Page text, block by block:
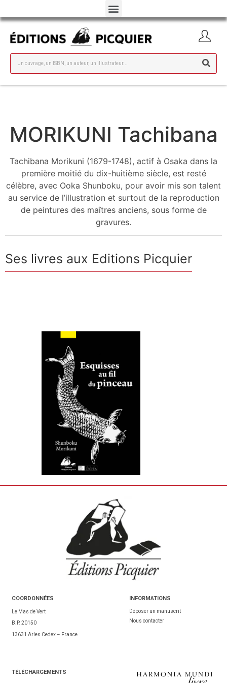
MORIKUNI Tachibana
Tachibana Morikuni (1679-1748), actif à Osaka dans la
première moitié du dix-huitième siècle, est resté
célèbre, avec Ooka Shunboku, pour avoir mis son talent
au service de l’illustration et surtout de la reproduction
de peintures des maîtres anciens, sous forme de
gravures.
Ses livres aux Editions Picquier
COORDONNÉES
Le Mas de Vert
B.P. 20150
13631 Arles Cedex – France
INFORMATIONS
Déposer un manuscrit
Nous contacter
TÉLÉCHARGEMENTS